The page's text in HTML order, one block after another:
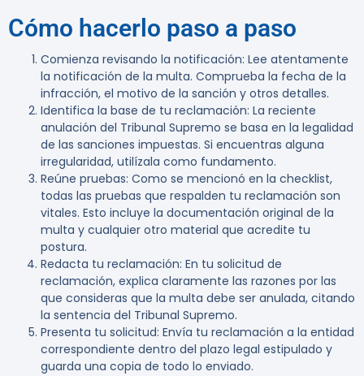
Cómo hacerlo paso a paso
Comienza revisando la notificación: Lee atentamente
la notificación de la multa. Comprueba la fecha de la
infracción, el motivo de la sanción y otros detalles.
Identifica la base de tu reclamación: La reciente
anulación del Tribunal Supremo se basa en la legalidad
de las sanciones impuestas. Si encuentras alguna
irregularidad, utilízala como fundamento.
Reúne pruebas: Como se mencionó en la checklist,
todas las pruebas que respalden tu reclamación son
vitales. Esto incluye la documentación original de la
multa y cualquier otro material que acredite tu
postura.
Redacta tu reclamación: En tu solicitud de
reclamación, explica claramente las razones por las
que consideras que la multa debe ser anulada, citando
la sentencia del Tribunal Supremo.
Presenta tu solicitud: Envía tu reclamación a la entidad
correspondiente dentro del plazo legal estipulado y
guarda una copia de todo lo enviado.